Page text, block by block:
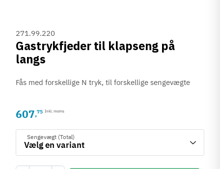
271.99.220
Gastrykfjeder til klapseng på
langs
Fås med forskellige N tryk, til forskellige sengevægte
607,75 Inkl. moms
Sengevægt (Total)